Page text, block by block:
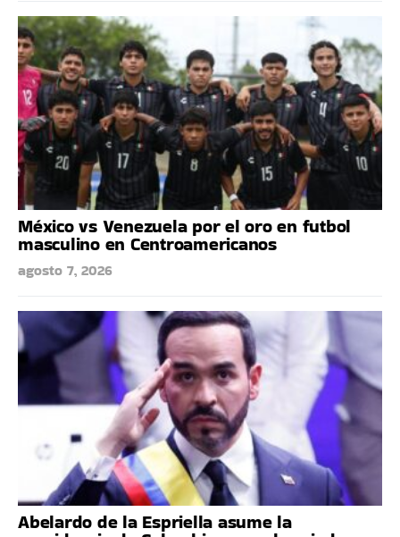
México vs Venezuela por el oro en futbol
masculino en Centroamericanos
agosto 7, 2026
Abelardo de la Espriella asume la